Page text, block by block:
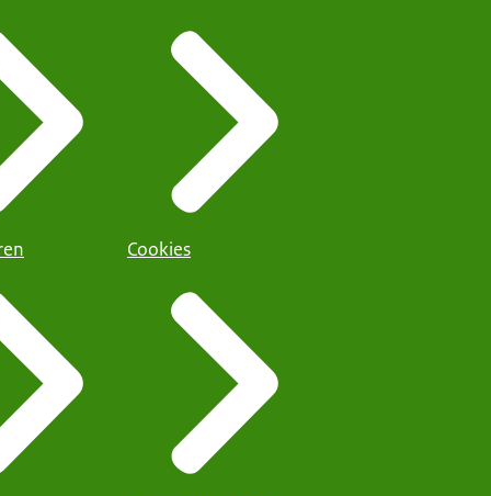
Cookies